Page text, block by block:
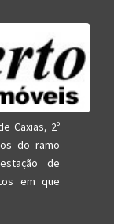
Caxias, 2º
do ramo
de
em que